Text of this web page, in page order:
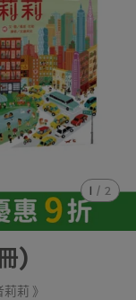
1 / 2
)
莉 》